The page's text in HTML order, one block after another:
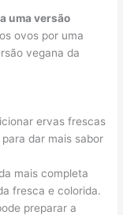
uma versão
ovos por uma
vegana da
ervas frescas
dar mais sabor
mais completa
fresca e colorida.
preparar a